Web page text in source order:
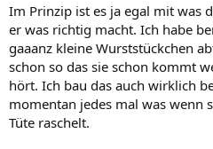
Im Prinzip ist es ja egal mit was
er was richtig macht. Ich habe
gaaanz kleine Wurststückchen
schon so das sie schon kommt
hört. Ich bau das auch wirklich
momentan jedes mal was wenn
Tüte raschelt.